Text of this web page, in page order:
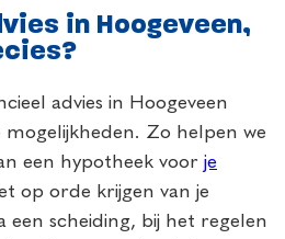
in Hoogeveen,
advies in Hoogeveen
mogelijkheden. Zo helpen we
een hypotheek voor je
op orde krijgen van je
een scheiding, bij het regelen